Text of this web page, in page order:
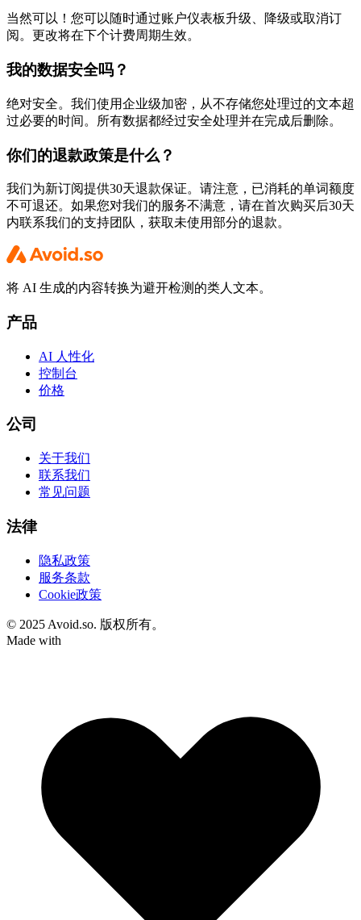
当然可以！您可以随时通过账户仪表板升级、降级或取消订
阅。更改将在下个计费周期生效。
我的数据安全吗？
绝对安全。我们使用企业级加密，从不存储您处理过的文本超
过必要的时间。所有数据都经过安全处理并在完成后删除。
你们的退款政策是什么？
我们为新订阅提供30天退款保证。请注意，已消耗的单词额度
不可退还。如果您对我们的服务不满意，请在首次购买后30天
内联系我们的支持团队，获取未使用部分的退款。
将 AI 生成的内容转换为避开检测的类人文本。
产品
AI 人性化
控制台
价格
公司
关于我们
联系我们
常见问题
法律
隐私政策
服务条款
Cookie政策
© 2025 Avoid.so. 版权所有。
Made with